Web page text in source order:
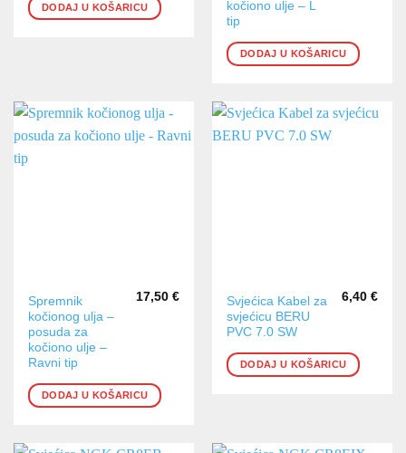
DODAJ U KOŠARICU
kočiono ulje – L
tip
DODAJ U KOŠARICU
Spremnik
kočionog ulja –
posuda za
kočiono ulje –
Ravni tip
17,50 €
DODAJ U KOŠARICU
Svjećica Kabel za
svjećicu BERU
PVC 7.0 SW
6,40 €
DODAJ U KOŠARICU